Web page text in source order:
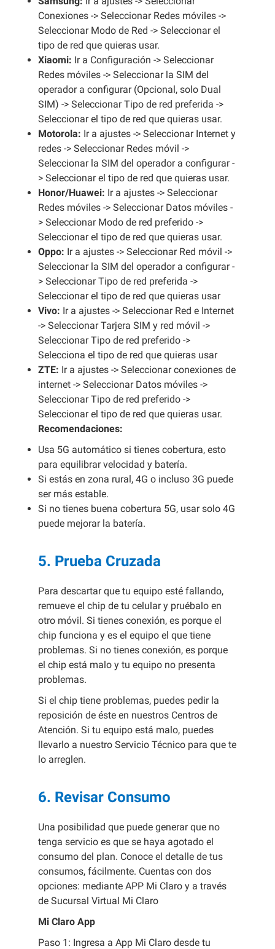
Conexiones -> Seleccionar Redes móviles ->
Seleccionar Modo de Red -> Seleccionar el
tipo de red que quieras usar.
Xiaomi: Ir a Configuración -> Seleccionar
Redes móviles -> Seleccionar la SIM del
operador a configurar (Opcional, solo Dual
SIM) -> Seleccionar Tipo de red preferida ->
Seleccionar el tipo de red que quieras usar.
Motorola: Ir a ajustes -> Seleccionar Internet y
redes -> Seleccionar Redes móvil ->
Seleccionar la SIM del operador a configurar -
> Seleccionar el tipo de red que quieras usar.
Honor/Huawei: Ir a ajustes -> Seleccionar
Redes móviles -> Seleccionar Datos móviles -
> Seleccionar Modo de red preferido ->
Seleccionar el tipo de red que quieras usar.
Oppo: Ir a ajustes -> Seleccionar Red móvil ->
Seleccionar la SIM del operador a configurar -
> Seleccionar Tipo de red preferida ->
Seleccionar el tipo de red que quieras usar
Vivo: Ir a ajustes -> Seleccionar Red e Internet
-> Seleccionar Tarjera SIM y red móvil ->
Seleccionar Tipo de red preferido ->
Selecciona el tipo de red que quieras usar
ZTE: Ir a ajustes -> Seleccionar conexiones de
internet -> Seleccionar Datos móviles ->
Seleccionar Tipo de red preferido ->
Seleccionar el tipo de red que quieras usar.
Recomendaciones:
Usa 5G automático si tienes cobertura, esto
para equilibrar velocidad y batería.
Si estás en zona rural, 4G o incluso 3G puede
ser más estable.
Si no tienes buena cobertura 5G, usar solo 4G
puede mejorar la batería.
5. Prueba Cruzada
Para descartar que tu equipo esté fallando,
remueve el chip de tu celular y pruébalo en
otro móvil. Si tienes conexión, es porque el
chip funciona y es el equipo el que tiene
problemas. Si no tienes conexión, es porque
el chip está malo y tu equipo no presenta
problemas.
Si el chip tiene problemas, puedes pedir la
reposición de éste en nuestros Centros de
Atención. Si tu equipo está malo, puedes
llevarlo a nuestro Servicio Técnico para que te
lo arreglen.
6. Revisar Consumo
Una posibilidad que puede generar que no
tenga servicio es que se haya agotado el
consumo del plan. Conoce el detalle de tus
consumos, fácilmente. Cuentas con dos
opciones: mediante APP Mi Claro y a través
de Sucursal Virtual Mi Claro
Mi Claro App
Paso 1: Ingresa a App Mi Claro desde tu